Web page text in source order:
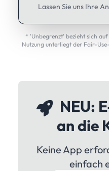
Lassen Sie uns Ihre
* 'Unbegrenzt' bezieht sich
Nutzung unterliegt der Fair-
NEU:
an die
Keine App
einfach